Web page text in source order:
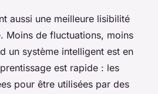
aussi une meilleure lisibilité
Moins de fluctuations, moins
un système intelligent est en
est rapide : les
pour être utilisées par des